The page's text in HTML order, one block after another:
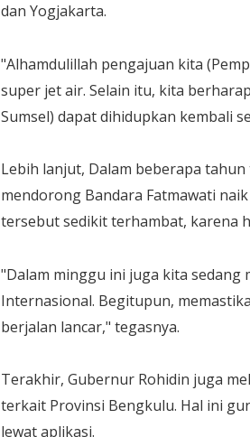
dan Yogjakarta.
"Alhamdulillah pengajuan kita
super jet air. Selain itu, kita
Sumsel) dapat dihidupkan kembali
Lebih lanjut, Dalam beberapa
mendorong Bandara Fatmawati
tersebut sedikit terhambat, karena
"Dalam minggu ini juga kita sedang
Internasional. Begitupun,
berjalan lancar," tegasnya.
Terakhir, Gubernur Rohidin juga
terkait Provinsi Bengkulu. Hal ini
lewat aplikasi.